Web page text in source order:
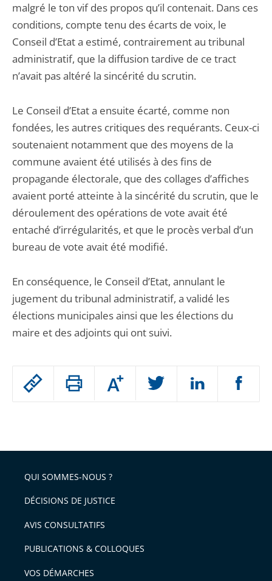
Passer
arriver
après
Augmenter
ou
l'article
pour
avant
malgré le ton vif des propos qu’il contenait. Dans ces
conditions, compte tenu des écarts de voix, le
Conseil d’Etat a estimé, contrairement au tribunal
administratif, que la diffusion tardive de ce tract
n’avait pas altéré la sincérité du scrutin.
Le Conseil d’Etat a ensuite écarté, comme non
fondées, les autres critiques des requérants. Ceux-ci
soutenaient notamment que des moyens de la
commune avaient été utilisés à des fins de
propagande électorale, que des collages d’affiches
avaient porté atteinte à la sincérité du scrutin, que le
déroulement des opérations de vote avait été
entaché d’irrégularités, et que le procès verbal d’un
bureau de vote avait été modifié.
En conséquence, le Conseil d’Etat, annulant le
jugement du tribunal administratif, a validé les
élections municipales ainsi que les élections du
maire et des adjoints qui ont suivi.
QUI SOMMES-NOUS ?
DÉCISIONS DE JUSTICE
AVIS CONSULTATIFS
PUBLICATIONS & COLLOQUES
VOS DÉMARCHES